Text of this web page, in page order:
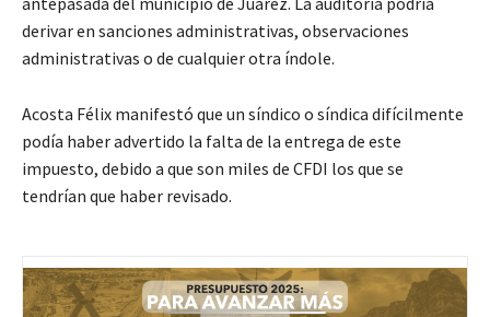
derivar en sanciones administrativas, observaciones
administrativas o de cualquier otra índole.
Acosta Félix manifestó que un síndico o síndica difícilmente
podía haber advertido la falta de la entrega de este
impuesto, debido a que son miles de CFDI los que se
tendrían que haber revisado.